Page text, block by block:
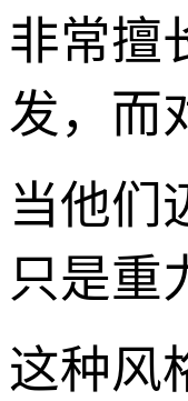
非常擅
发，而
当他们
只是重
这种风